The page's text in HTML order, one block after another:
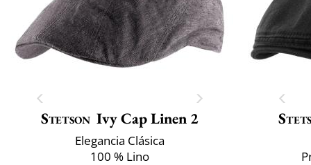
Stetson Ivy Cap Linen 2
Elegancia Clásica
100 % Lino